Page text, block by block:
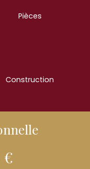
Pièces
Construction
€